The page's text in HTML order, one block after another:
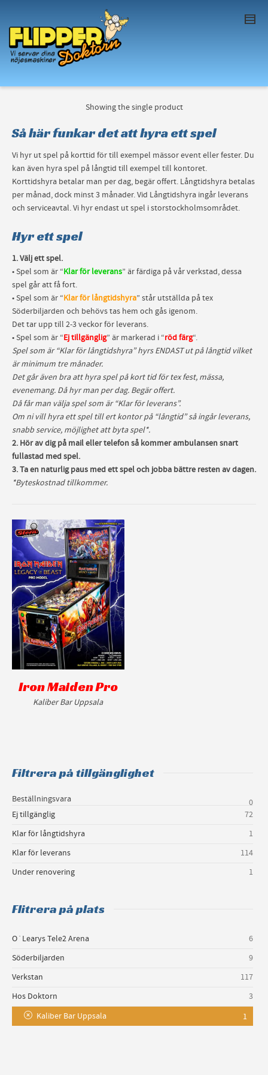
product
. Show
me thecolour
Showing the single product
Så här funkar det att hyra ett spel
Vi hyr ut spel på korttid för till exempel mässor event eller fester. Du
kan även hyra spel på långtid till exempel till kontoret.
Korttidshyra betalar man per dag, begär offert. Långtidshyra betalas
per månad, dock minst 3 månader. Vid Långtidshyra ingår leverans
och serviceavtal. Vi hyr endast ut spel i storstockholmsområdet.
Hyr ett spel
1. Välj ett spel.
• Spel som är “Klar för leverans” är färdiga på vår verkstad, dessa
spel går att få fort.
• Spel som är “Klar för långtidshyra” står utställda på tex
Söderbiljarden och behövs tas hem och gås igenom.
Det tar upp till 2-3 veckor för leverans.
• Spel som är “Ej tillgänglig” är markerad i “röd färg“.
Spel som är “Klar för långtidshyra” hyrs ENDAST ut på långtid vilket
är minimum tre månader.
Det går även bra att hyra spel på kort tid för tex fest, mässa,
evenemang. Då hyr man per dag. Begär offert.
Då får man välja spel som är “Klar för leverans”.
Om ni vill hyra ett spel till ert kontor på “långtid” så ingår leverans,
snabb service, möjlighet att byta spel*.
2. Hör av dig på mail eller telefon så kommer ambulansen snart
fullastad med spel.
3. Ta en naturlig paus med ett spel och jobba bättre resten av dagen.
*Byteskostnad tillkommer.
Iron Maiden Pro
Kaliber Bar Uppsala
Filtrera på tillgänglighet
Beställningsvara
0
Ej tillgänglig
72
Klar för långtidshyra
1
Klar för leverans
114
Under renovering
1
Flitrera på plats
O´Learys Tele2 Arena
6
Söderbiljarden
9
Verkstan
117
Hos Doktorn
3
Kaliber Bar Uppsala
1